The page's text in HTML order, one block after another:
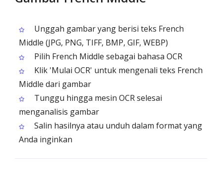
Unggah gambar yang berisi teks French
Middle (JPG, PNG, TIFF, BMP, GIF, WEBP)
Pilih French Middle sebagai bahasa OCR
Klik 'Mulai OCR' untuk mengenali teks French
Middle dari gambar
Tunggu hingga mesin OCR selesai
menganalisis gambar
Salin hasilnya atau unduh dalam format yang
Anda inginkan